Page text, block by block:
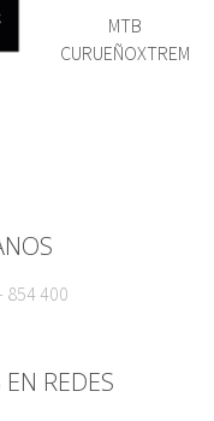
MTB
CURUEÑOXTREM
854 400
REDES